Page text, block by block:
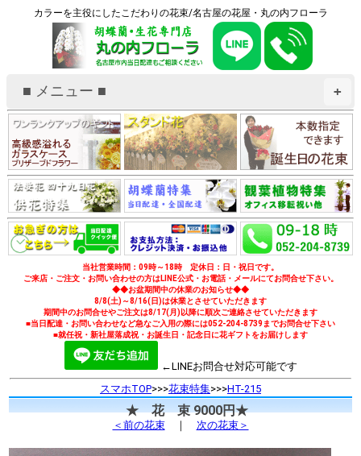
カラーを主役にしたこだわりの花束/名古屋の花屋・丸の内フローラ
+
■ メニュー ■
当社営業時間：09時～18時 定休日：日・祝日です。
ご来店・ご注文・お問い合わせの方はLINE公式・お電話・メールにてお問合せ下さい。
◆◆お盆期間中の休業のお知らせ◆◆
8/8(土)～8/16(日)は休業とさせていただきます
期間中のお問合せやご注文は8/17(月)以降に順次ご連絡させていただきます
■当日配達・お問い合わせなど急なご入用の際には052-204-8739までお問合せ下さい
■就任祝・新社屋落成祝・お誕生日・記念日に花ギフトをお届けします
←LINEお問合せ対応可能です
スマホTOP>>>花束特集>>>HT-215
★ 花 束 9000円★
＜前の花束｜ 次の花束＞